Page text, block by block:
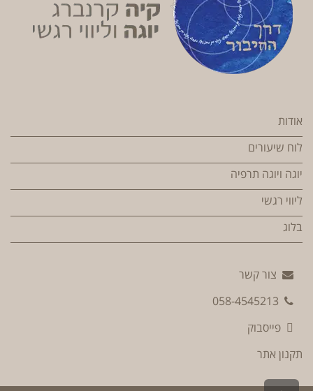
אודות
לוח שיעורים
יוגה ויוגה תרפיה
ליווי רגשי
בלוג
צור קשר
058-4545213
פייסבוק
תקנון אתר